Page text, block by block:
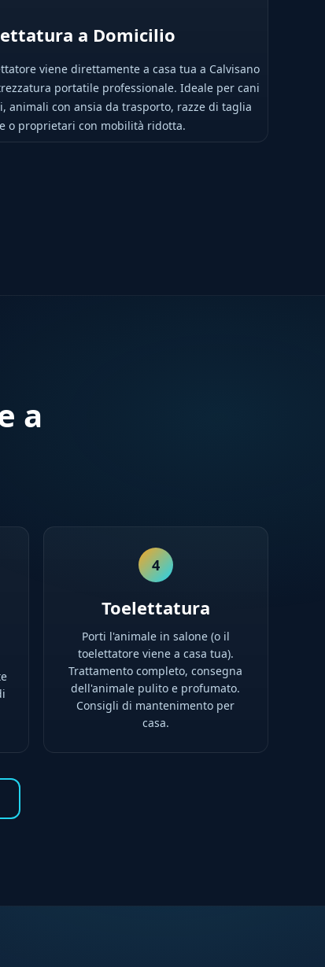
a Domicilio
viene direttamente a casa tua a Calvisano
portatile professionale. Ideale per cani
animali con ansia da trasporto, razze di taglia
o proprietari con mobilità ridotta.
a
4
Toelettatura
Porti l'animale in salone (o il
toelettatore viene a casa tua).
Trattamento completo, consegna
dell'animale pulito e profumato.
Consigli di mantenimento per
casa.